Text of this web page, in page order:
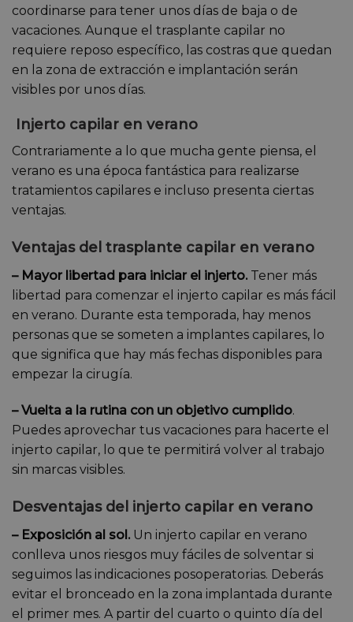
coordinarse para tener unos días de baja o de
vacaciones. Aunque el trasplante capilar no
requiere reposo específico, las costras que quedan
en la zona de extracción e implantación serán
visibles por unos días.
Injerto capilar en verano
Contrariamente a lo que mucha gente piensa, el
verano es una época fantástica para realizarse
tratamientos capilares e incluso presenta ciertas
ventajas.
Ventajas del trasplante capilar en verano
– Mayor libertad para iniciar el injerto. Tener más
libertad para comenzar el injerto capilar es más fácil
en verano. Durante esta temporada, hay menos
personas que se someten a implantes capilares, lo
que significa que hay más fechas disponibles para
empezar la cirugía.
– Vuelta a la rutina con un objetivo cumplido.
Puedes aprovechar tus vacaciones para hacerte el
injerto capilar, lo que te permitirá volver al trabajo
sin marcas visibles.
Desventajas del injerto capilar en verano
– Exposición al sol. Un injerto capilar en verano
conlleva unos riesgos muy fáciles de solventar si
seguimos las indicaciones posoperatorias. Deberás
evitar el bronceado en la zona implantada durante
el primer mes. A partir del cuarto o quinto día del